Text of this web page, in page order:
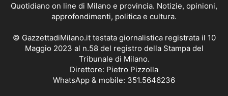
Quotidiano on line di Milano e provincia. Notizie, opinioni,
approfondimenti, politica e cultura.
© GazzettadiMilano.it testata giornalistica registrata il 10
Maggio 2023 al n.58 del registro della Stampa del
Tribunale di Milano.
Direttore: Pietro Pizzolla
WhatsApp & mobile: 351.5646236